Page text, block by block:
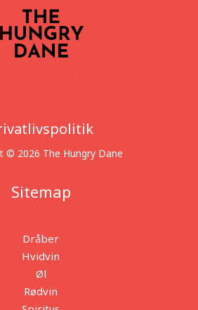
© 2026 The Hungry Dane
Sitemap
Dråber
Hvidvin
Øl
Rødvin